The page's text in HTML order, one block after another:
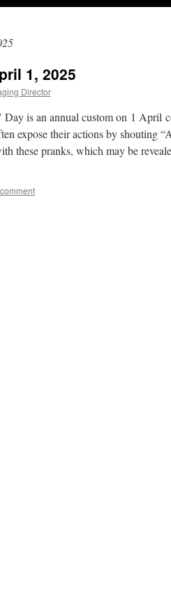
1, 2025
Director
is an annual custom on 1 April
expose their actions by shouting
these pranks, which may be